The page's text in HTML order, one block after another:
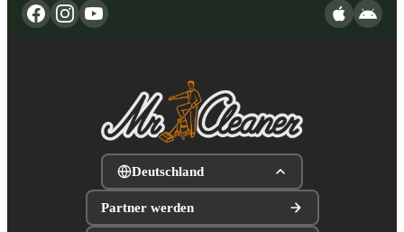
Deutschland
Partner werden